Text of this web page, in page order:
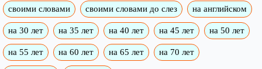
своими словами своими словами до слез на английском
на 30 лет на 35 лет на 40 лет на 45 лет на 50 лет
на 55 лет на 60 лет на 65 лет на 70 лет